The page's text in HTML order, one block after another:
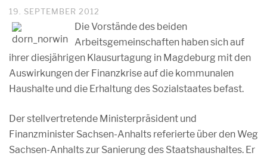
19. SEPTEMBER 2012
Die Vorstände des beiden
Arbeitsgemeinschaften haben sich auf
ihrer diesjährigen Klausurtagung in Magdeburg mit den
Auswirkungen der Finanzkrise auf die kommunalen
Haushalte und die Erhaltung des Sozialstaates befast.
Der stellvertretende Ministerpräsident und
Finanzminister Sachsen-Anhalts referierte über den Weg
Sachsen-Anhalts zur Sanierung des Staatshaushaltes. Er